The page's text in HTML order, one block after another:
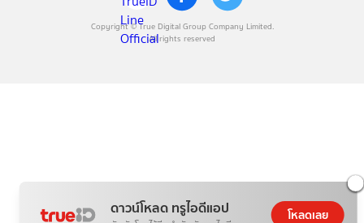
ดาวน์โหลด ทรูไอดีแอป โหลดเลย
Copyright © True Digital Group Company Limited.
All rights reserved